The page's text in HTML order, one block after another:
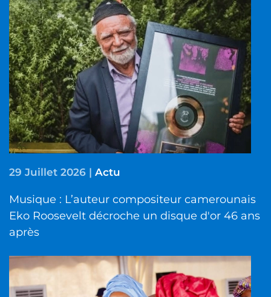
29 Juillet 2026 | Actu
Musique : L’auteur compositeur camerounais
Eko Roosevelt décroche un disque d'or 46 ans
après